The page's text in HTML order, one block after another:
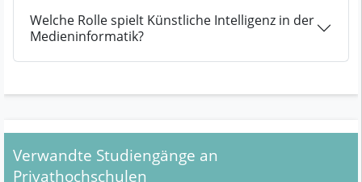
Welche Rolle spielt Künstliche Intelligenz in der
Medieninformatik?
Verwandte Studiengänge an
Privathochschulen